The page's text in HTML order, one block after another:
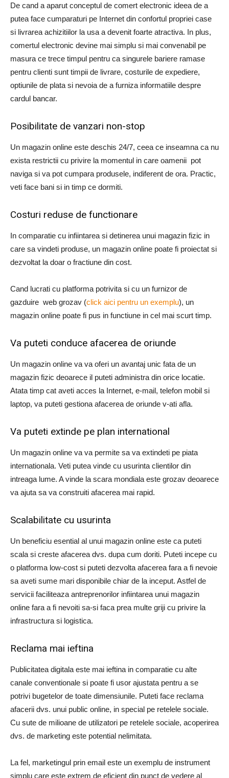
De cand a aparut conceptul de comert electronic ideea de a
putea face cumparaturi pe Internet din confortul propriei case
si livrarea achizitiilor la usa a devenit foarte atractiva. In plus,
comertul electronic devine mai simplu si mai convenabil pe
masura ce trece timpul pentru ca singurele bariere ramase
pentru clienti sunt timpii de livrare, costurile de expediere,
optiunile de plata si nevoia de a furniza informatiile despre
cardul bancar.
Posibilitate de vanzari non-stop
Un magazin online este deschis 24/7, ceea ce inseamna ca nu
exista restrictii cu privire la momentul in care oamenii pot
naviga si va pot cumpara produsele, indiferent de ora. Practic,
veti face bani si in timp ce dormiti.
Costuri reduse de functionare
In comparatie cu infiintarea si detinerea unui magazin fizic in
care sa vindeti produse, un magazin online poate fi proiectat si
dezvoltat la doar o fractiune din cost.
Cand lucrati cu platforma potrivita si cu un furnizor de
gazduire web grozav (click aici pentru un exemplu), un
magazin online poate fi pus in functiune in cel mai scurt timp.
Va puteti conduce afacerea de oriunde
Un magazin online va va oferi un avantaj unic fata de un
magazin fizic deoarece il puteti administra din orice locatie.
Atata timp cat aveti acces la Internet, e-mail, telefon mobil si
laptop, va puteti gestiona afacerea de oriunde v-ati afla.
Va puteti extinde pe plan international
Un magazin online va va permite sa va extindeti pe piata
internationala. Veti putea vinde cu usurinta clientilor din
intreaga lume. A vinde la scara mondiala este grozav deoarece
va ajuta sa va construiti afacerea mai rapid.
Scalabilitate cu usurinta
Un beneficiu esential al unui magazin online este ca puteti
scala si creste afacerea dvs. dupa cum doriti. Puteti incepe cu
o platforma low-cost si puteti dezvolta afacerea fara a fi nevoie
sa aveti sume mari disponibile chiar de la inceput. Astfel de
servicii faciliteaza antreprenorilor infiintarea unui magazin
online fara a fi nevoiti sa-si faca prea multe griji cu privire la
infrastructura si logistica.
Reclama mai ieftina
Publicitatea digitala este mai ieftina in comparatie cu alte
canale conventionale si poate fi usor ajustata pentru a se
potrivi bugetelor de toate dimensiunile. Puteti face reclama
afacerii dvs. unui public online, in special pe retelele sociale.
Cu sute de milioane de utilizatori pe retelele sociale, acoperirea
dvs. de marketing este potential nelimitata.
La fel, marketingul prin email este un exemplu de instrument
simplu care este extrem de eficient din punct de vedere al